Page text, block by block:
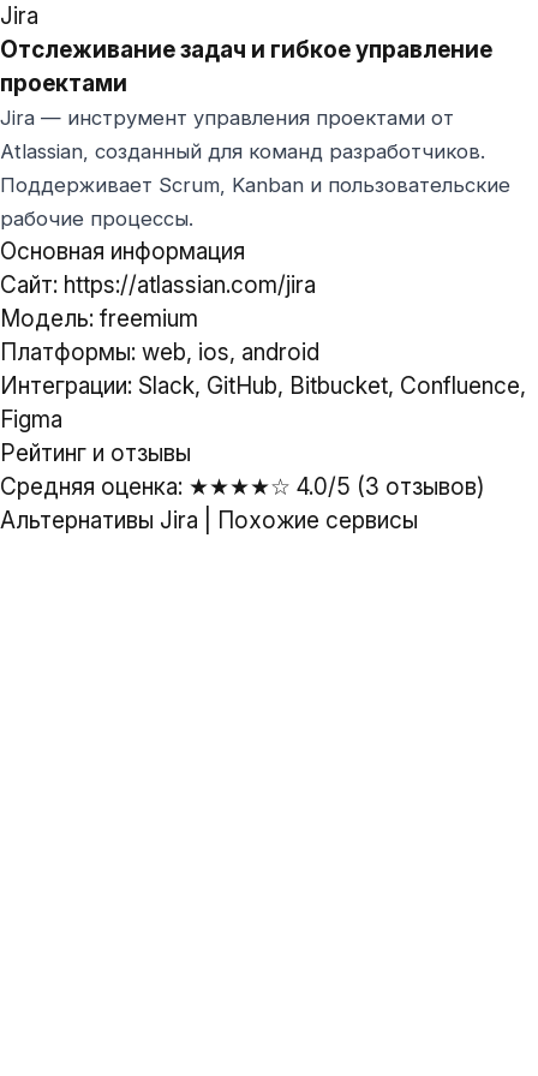
Jira
Отслеживание задач и гибкое управление
проектами
Jira — инструмент управления проектами от
Atlassian, созданный для команд разработчиков.
Поддерживает Scrum, Kanban и пользовательские
рабочие процессы.
Основная информация
Сайт: https://atlassian.com/jira
Модель: freemium
Платформы: web, ios, android
Интеграции: Slack, GitHub, Bitbucket, Confluence,
Figma
Рейтинг и отзывы
Средняя оценка: ★★★★☆ 4.0/5 (3 отзывов)
Альтернативы Jira
Похожие сервисы